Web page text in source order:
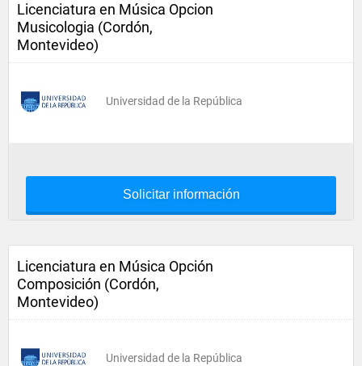
Licenciatura en Música Opcion
Musicologia (Cordón,
Montevideo)
Universidad de la República
Solicitar información
Licenciatura en Música Opción
Composición (Cordón,
Montevideo)
Universidad de la República